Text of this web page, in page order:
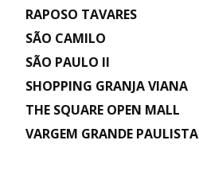
RAPOSO TAVARES
SÃO CAMILO
SÃO PAULO II
SHOPPING GRANJA VIANA
THE SQUARE OPEN MALL
VARGEM GRANDE PAULISTA